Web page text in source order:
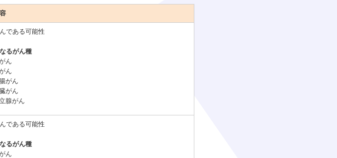
である可能性
るがん種
ん
ん
がん
がん
腺がん
である可能性
るがん種
ん